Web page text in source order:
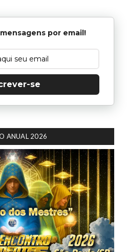
por email!
se
ANUAL 2026